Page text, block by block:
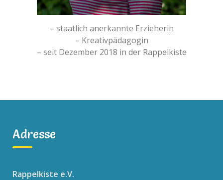
– staatlich anerkannte Erzieherin
– Kreativpädagogin
– seit Dezember 2018 in der Rappelkiste
Adresse
Rappelkiste e.V.